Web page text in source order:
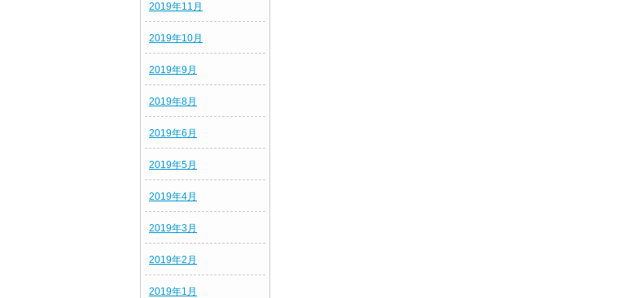
2019年11月
2019年10月
2019年9月
2019年8月
2019年6月
2019年5月
2019年4月
2019年3月
2019年2月
2019年1月